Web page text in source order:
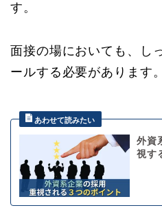
す。
面接の場においても、し
ールする必要があります。
外資
視す